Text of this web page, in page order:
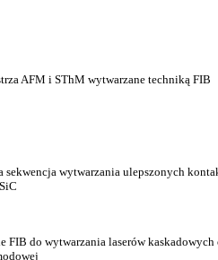
AFM i SThM wytwarzane techniką FIB
sekwencja wytwarzania ulepszonych
FIB do wytwarzania laserów kaskadowych